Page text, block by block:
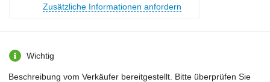
Zusätzliche Informationen anfordern
Wichtig
Beschreibung vom Verkäufer bereitgestellt. Bitte überprüfen Sie